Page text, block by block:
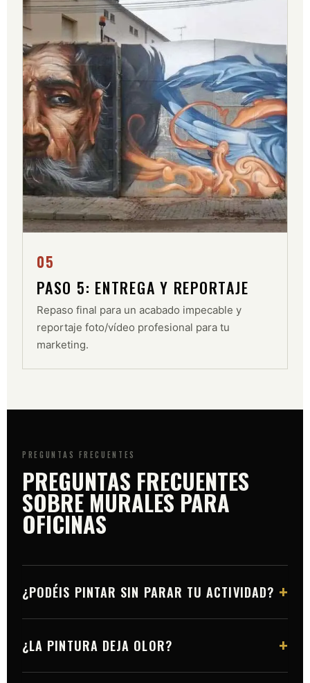
05
PASO 5: ENTREGA Y REPORTAJE
Repaso final para un acabado impecable y
reportaje foto/vídeo profesional para tu
marketing.
PREGUNTAS FRECUENTES
PREGUNTAS FRECUENTES
SOBRE MURALES PARA
OFICINAS
¿PODÉIS PINTAR SIN PARAR TU ACTIVIDAD? +
noche o en fin de semana, y protegemos mobiliario y
¿LA PINTURA DEJA OLOR? +